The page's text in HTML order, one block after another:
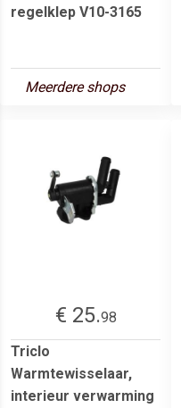
regelklep V10-3165
Meerdere shops
€ 25.98
Triclo
Warmtewisselaar,
interieur verwarming